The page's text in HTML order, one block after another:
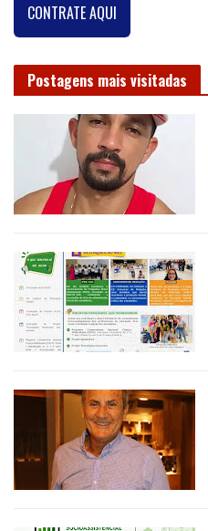
CONTRATE AQUI
Postagens mais visitadas